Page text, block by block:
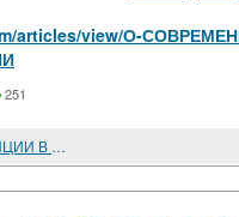
m/articles/view/О-
251
РЕВОЛЮЦИОННОЕ ПРОШЛОЕ ФРАНЦИИ В РАБОТАХ МОРИСА ДОММАНЖЕ